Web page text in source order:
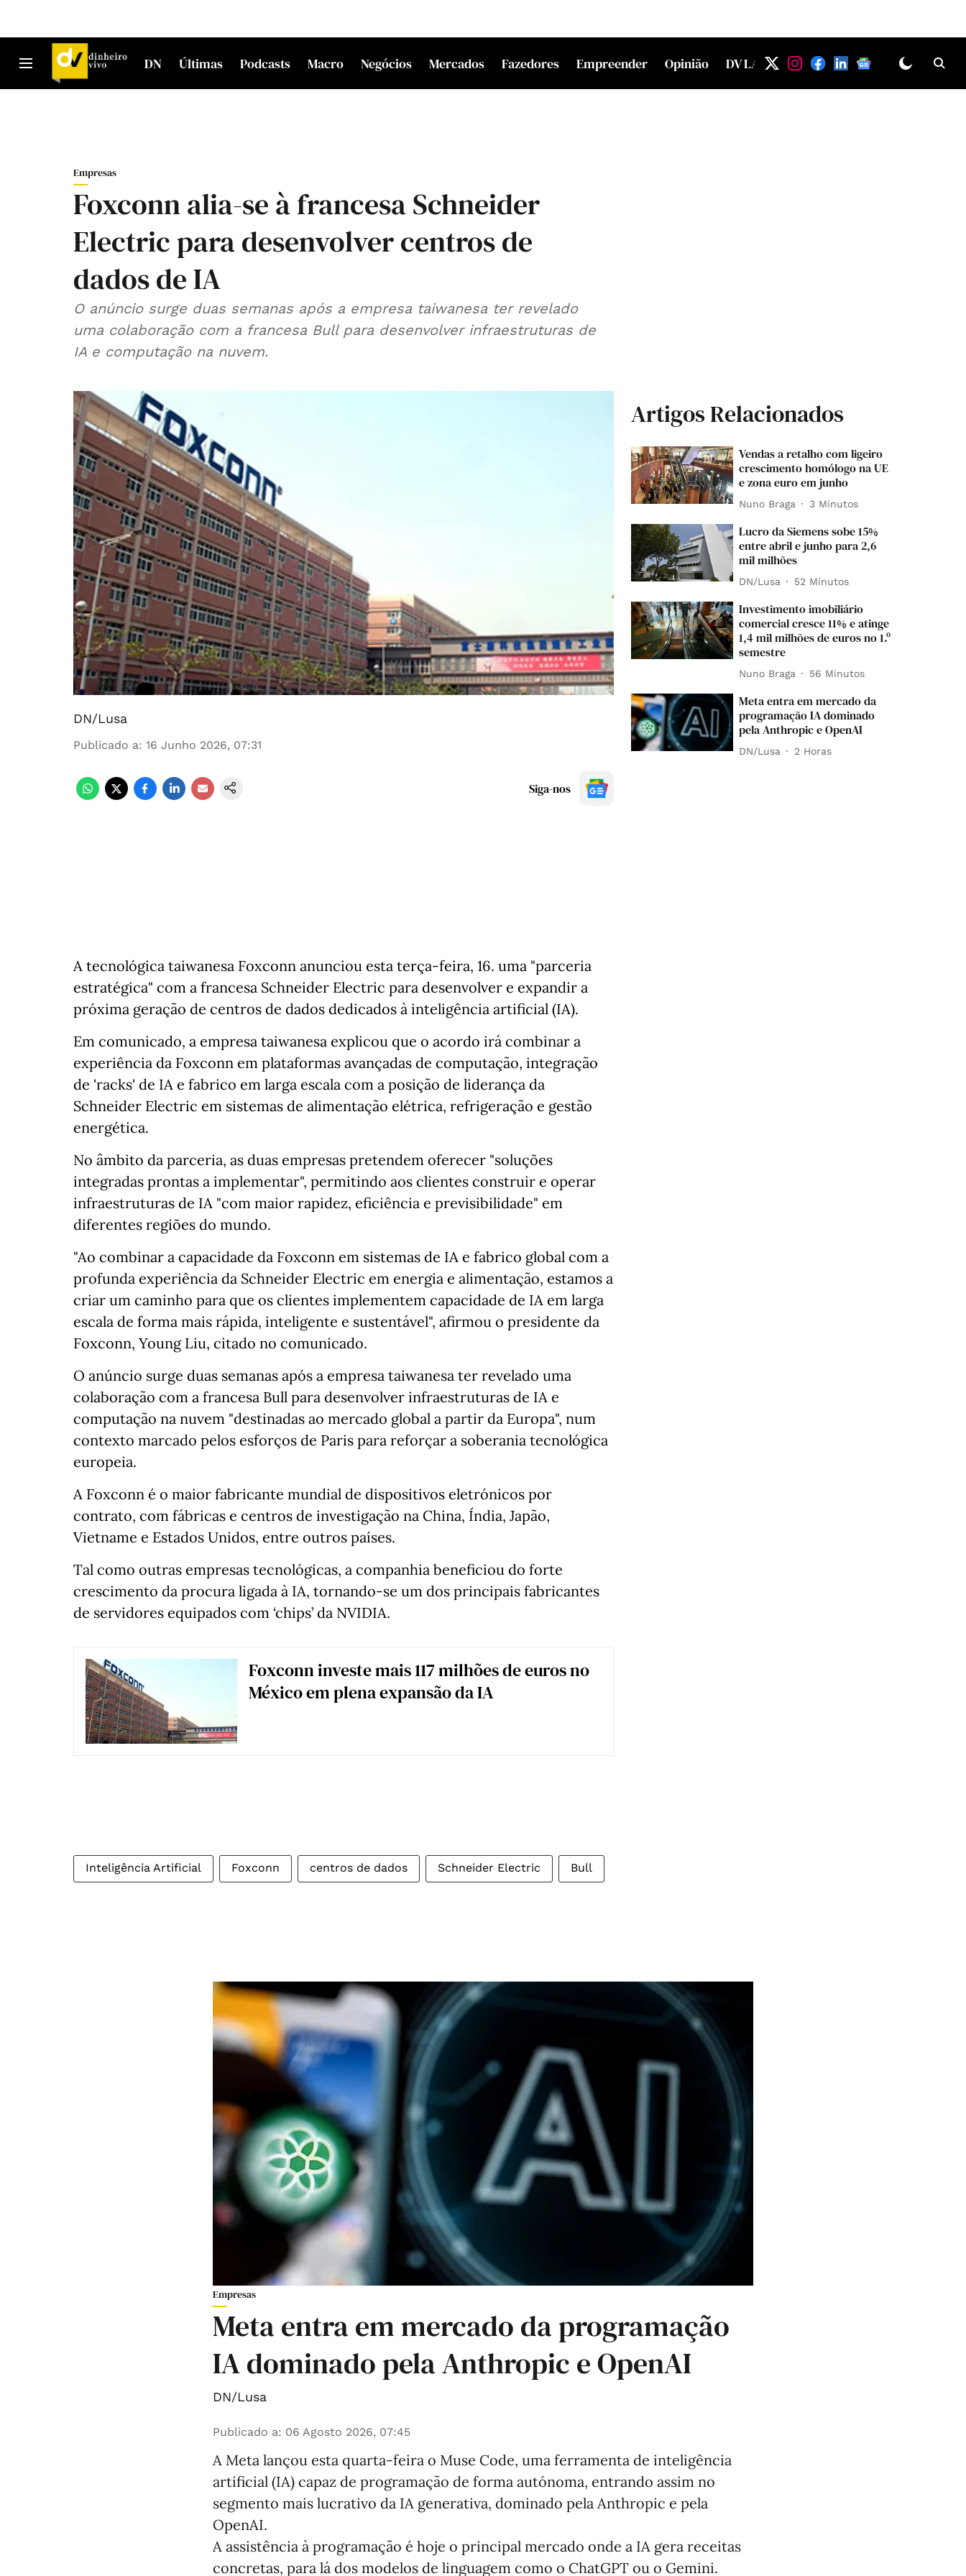
DN Últimas Podcasts Macro Negócios Mercados Fazedores Empreender Opinião DV LAB
Empresas
Foxconn alia-se à francesa Schneider
Electric para desenvolver centros de
dados de IA
O anúncio surge duas semanas após a empresa taiwanesa ter revelado
uma colaboração com a francesa Bull para desenvolver infraestruturas de
IA e computação na nuvem.
DN/Lusa
Publicado a: 16 Junho 2026, 07:31
Siga-nos
A tecnológica taiwanesa Foxconn anunciou esta terça-feira, 16. uma "parceria
estratégica" com a francesa Schneider Electric para desenvolver e expandir a
próxima geração de centros de dados dedicados à inteligência artificial (IA).
Em comunicado, a empresa taiwanesa explicou que o acordo irá combinar a
experiência da Foxconn em plataformas avançadas de computação, integração
de 'racks' de IA e fabrico em larga escala com a posição de liderança da
Schneider Electric em sistemas de alimentação elétrica, refrigeração e gestão
energética.
No âmbito da parceria, as duas empresas pretendem oferecer "soluções
integradas prontas a implementar", permitindo aos clientes construir e operar
infraestruturas de IA "com maior rapidez, eficiência e previsibilidade" em
diferentes regiões do mundo.
"Ao combinar a capacidade da Foxconn em sistemas de IA e fabrico global com a
profunda experiência da Schneider Electric em energia e alimentação, estamos a
criar um caminho para que os clientes implementem capacidade de IA em larga
escala de forma mais rápida, inteligente e sustentável", afirmou o presidente da
Foxconn, Young Liu, citado no comunicado.
O anúncio surge duas semanas após a empresa taiwanesa ter revelado uma
colaboração com a francesa Bull para desenvolver infraestruturas de IA e
computação na nuvem "destinadas ao mercado global a partir da Europa", num
contexto marcado pelos esforços de Paris para reforçar a soberania tecnológica
europeia.
A Foxconn é o maior fabricante mundial de dispositivos eletrónicos por
contrato, com fábricas e centros de investigação na China, Índia, Japão,
Vietname e Estados Unidos, entre outros países.
Tal como outras empresas tecnológicas, a companhia beneficiou do forte
crescimento da procura ligada à IA, tornando-se um dos principais fabricantes
de servidores equipados com ‘chips’ da NVIDIA.
Foxconn investe mais 117 milhões de euros no
México em plena expansão da IA
Inteligência Artificial Foxconn centros de dados Schneider Electric Bull
Artigos Relacionados
Vendas a retalho com ligeiro
crescimento homólogo na UE
e zona euro em junho
Nuno Braga 3 Minutos
Lucro da Siemens sobe 15%
entre abril e junho para 2,6
mil milhões
DN/Lusa 52 Minutos
Investimento imobiliário
comercial cresce 11% e atinge
1,4 mil milhões de euros no 1.º
semestre
Nuno Braga 56 Minutos
Meta entra em mercado da
programação IA dominado
pela Anthropic e OpenAI
DN/Lusa 2 Horas
Empresas
Meta entra em mercado da programação
IA dominado pela Anthropic e OpenAI
DN/Lusa
Publicado a: 06 Agosto 2026, 07:45
A Meta lançou esta quarta-feira o Muse Code, uma ferramenta de inteligência
artificial (IA) capaz de programação de forma autónoma, entrando assim no
segmento mais lucrativo da IA generativa, dominado pela Anthropic e pela
OpenAI.
A assistência à programação é hoje o principal mercado onde a IA gera receitas
concretas, para lá dos modelos de linguagem como o ChatGPT ou o Gemini.